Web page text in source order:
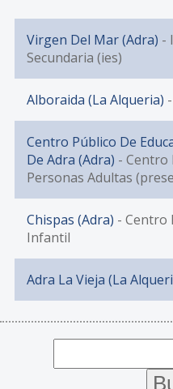
Virgen Del Mar (Adra) -
Secundaria (ies)
Alboraida (La Alqueria)
Centro Público De
De Adra (Adra) - Centro
Personas Adultas
Chispas (Adra) - Centro
Infantil
Adra La Vieja (La